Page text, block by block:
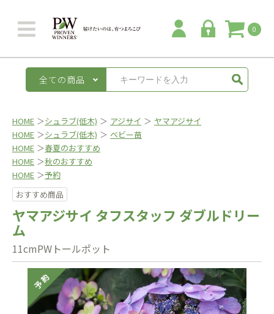
0
全ての商品
HOME ＞シュラブ(低木) ＞ アジサイ ＞ ヤマアジサイ
HOME ＞シュラブ(低木) ＞ ベビー苗
HOME ＞春夏のおすすめ
HOME ＞秋のおすすめ
HOME ＞予約
おすすめ商品
ヤマアジサイ タフスタッフ ダブルドリー
ム
11cmPWトールポット